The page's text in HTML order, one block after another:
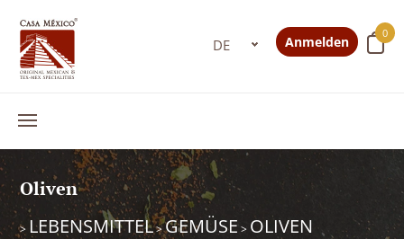
0
Anmelden
Oliven
> LEBENSMITTEL>GEMÜSE > OLIVEN